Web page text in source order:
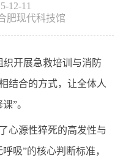
12-11
肥现代科技馆
织开展急救培训与消防
结合的方式，让全体人
”。
心源性猝死的高发性与
吸”的核心判断标准，